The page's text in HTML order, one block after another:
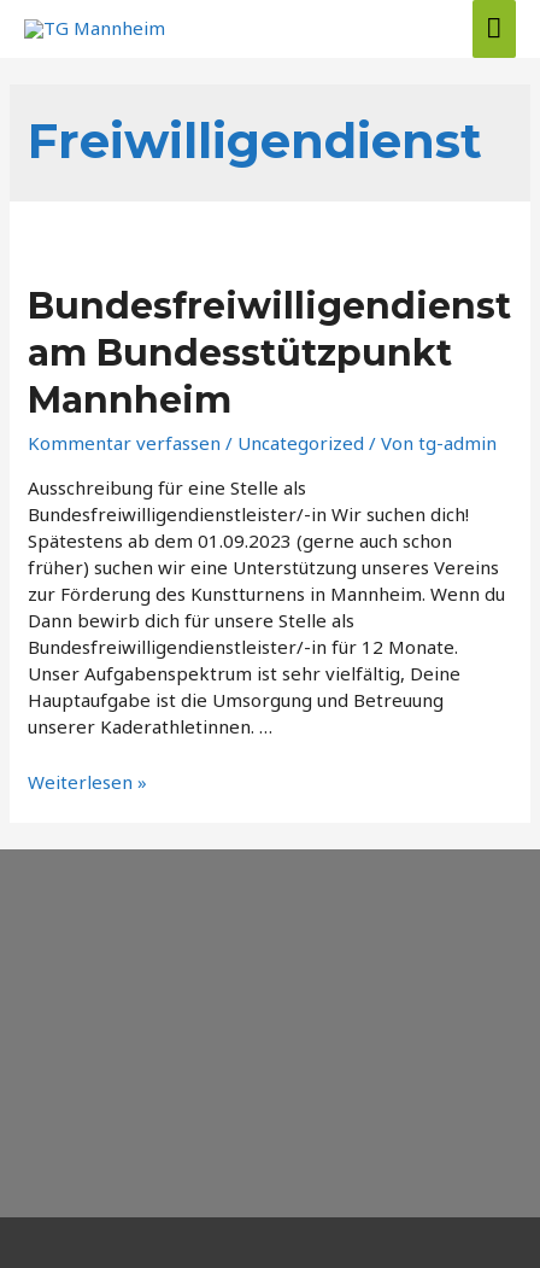
Inhalt
Freiwilligendienst
Bundesfreiwilligendienst
am Bundesstützpunkt
Mannheim
Kommentar verfassen / Uncategorized / Vontg-admin
Ausschreibung für eine Stelle als
Bundesfreiwilligendienstleister/-in Wir suchen dich!
Spätestens ab dem 01.09.2023 (gerne auch schon
früher) suchen wir eine Unterstützung unseres Vereins
zur Förderung des Kunstturnens in Mannheim. Wenn du
Dann bewirb dich für unsere Stelle als
Bundesfreiwilligendienstleister/-in für 12 Monate.
Unser Aufgabenspektrum ist sehr vielfältig, Deine
Hauptaufgabe ist die Umsorgung und Betreuung
unserer Kaderathletinnen. …
Bundesfreiwilligendienst
Weiterlesen »